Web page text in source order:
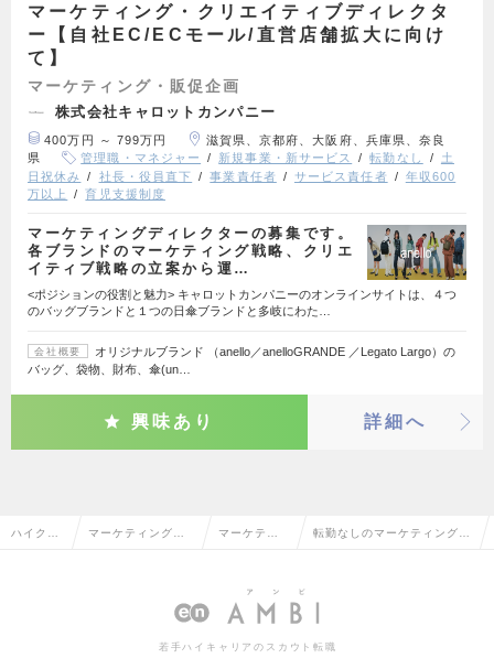
マーケティング・クリエイティブディレクタ
ー【自社EC/ECモール/直営店舗拡大に向け
て】
マーケティング・販促企画
株式会社キャロットカンパニー
400万円 ～ 799万円
滋賀県、京都府、大阪府、兵庫県、奈良
県
管理職・マネジャー 新規事業・新サービス 転勤なし
土
日祝休み
社長・役員直下 事業責任者 サービス責任者
年収600
万以上
育児支援制度
マーケティングディレクターの募集です。
各ブランドのマーケティング戦略、クリエ
イティブ戦略の立案から運…
<ポジションの役割と魅力> キャロットカンパニーのオンラインサイトは、４つ
のバッグブランドと１つの日傘ブランドと多岐にわた…
会社概要
オリジナルブランド （anello／anelloGRANDE ／Legato Largo）の
バッグ、袋物、財布、傘(un…
興味あり 詳細へ
ハイクラ マーケティング・ マーケティ
企画
転勤なしのマーケティング・
覧
若手ハイキャリアのスカウト転職